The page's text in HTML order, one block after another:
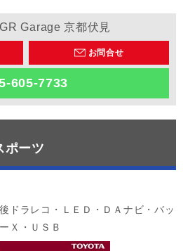
Garage 京都伏見
お問合せ
605-7733
ポーツ
ドラレコ・ＬＥＤ・ＤＡナビ・バッ
Ｘ・ＵＳＢ